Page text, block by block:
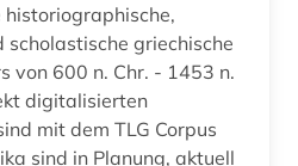
ammianus marcellinus (1)
amtliche publikation (2)
historiographische,
scholastische griechische
von 600 n. Chr. - 1453 n.
digitalisierten
mit dem TLG Corpus